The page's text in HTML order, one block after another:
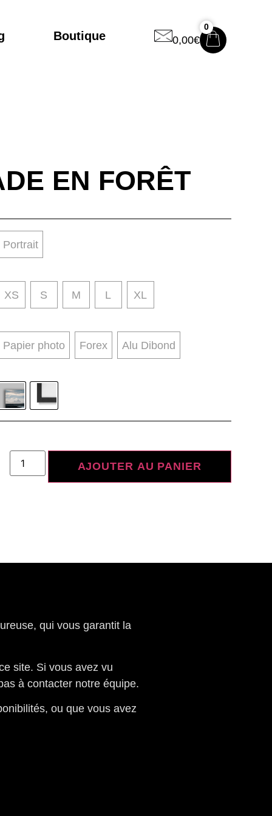
Boutique Contact
0,00€
0
EN FORÊT
Portrait
XS S M L XL
Papier photo Forex Alu Dibond
AJOUTER AU PANIER
qui vous garantit la
site. Si vous avez vu
à contacter notre équipe.
ou que vous avez